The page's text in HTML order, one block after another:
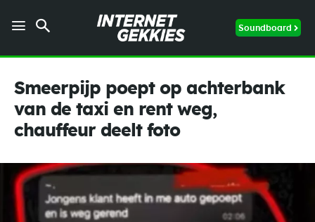
Soundboard
Smeerpijp poept op achterbank
van de taxi en rent weg,
chauffeur deelt foto